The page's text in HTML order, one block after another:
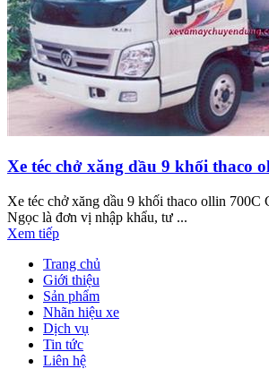
Xe téc chở xăng dầu 9 khối thaco
Xe téc chở xăng dầu 9 khối thaco ollin 700C
Ngọc là đơn vị nhập khẩu, tư ...
Xem tiếp
Trang chủ
Giới thiệu
Sản phẩm
Nhãn hiệu xe
Dịch vụ
Tin tức
Liên hệ